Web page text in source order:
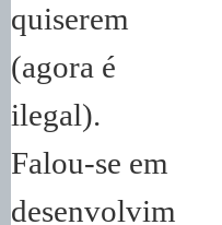
quiserem
(agora é
ilegal).
Falou-se em
desenvolvim